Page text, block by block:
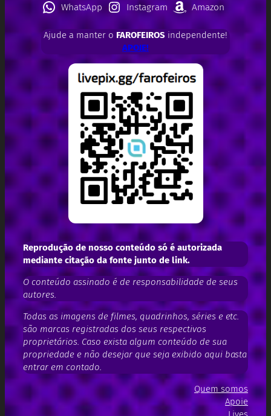
WhatsApp
Instagram Amazon
Ajude a manter o FAROFEIROSindependente!
APOIE!
Reprodução de nosso conteúdo só é autorizada
mediante citação da fonte junto de link.
O conteúdo assinado é de responsabilidade de seus
autores.
Todas as imagens de filmes, quadrinhos, séries e etc.
são marcas registradas dos seus respectivos
proprietários. Caso exista algum conteúdo de sua
propriedade e não desejar que seja exibido aqui basta
entrar em contado.
Quem somos
Apoie